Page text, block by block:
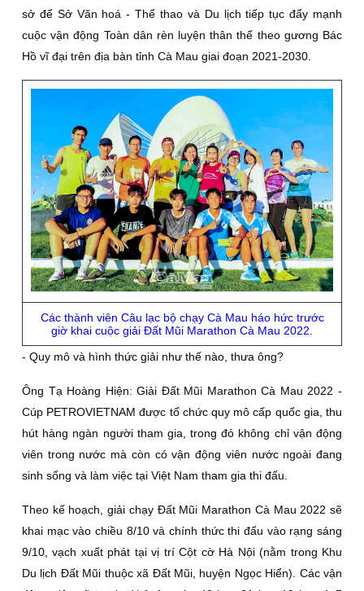
sở để Sở Văn hoá - Thể thao và Du lịch tiếp tục đẩy mạnh
cuộc vận động Toàn dân rèn luyện thân thể theo gương Bác
Hồ vĩ đại trên địa bàn tỉnh Cà Mau giai đoạn 2021-2030.
Các thành viên Câu lạc bộ chạy Cà Mau háo hức trước
giờ khai cuộc giải Ðất Mũi Marathon Cà Mau 2022.
- Quy mô và hình thức giải như thế nào, thưa ông?
Ông Tạ Hoàng Hiện:Giải Ðất Mũi Marathon Cà Mau 2022 -
Cúp PETROVIETNAM được tổ chức quy mô cấp quốc gia, thu
hút hàng ngàn người tham gia, trong đó không chỉ vận động
viên trong nước mà còn có vận động viên nước ngoài đang
sinh sống và làm việc tại Việt Nam tham gia thi đấu.
Theo kế hoạch, giải chạy Ðất Mũi Marathon Cà Mau 2022 sẽ
khai mạc vào chiều 8/10 và chính thức thi đấu vào rạng sáng
9/10, vạch xuất phát tại vị trí Cột cờ Hà Nội (nằm trong Khu
Du lịch Ðất Mũi thuộc xã Ðất Mũi, huyện Ngọc Hiển). Các vận